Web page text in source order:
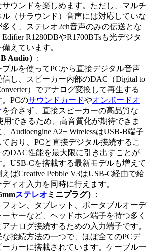
サウンドを楽しめます。ただし、マルチ
ル（サラウンド）音声には対応していな
多く、ステレオ2ch音声のみの伝送とな
Edifier R1280DBやR1700BTsも光デジタ
えています。
Audio） :
ブルを使ってPCから直接デジタル音声
信し、スピーカー内部のDAC（Digital to
）でアナログ変換して再生する
。PCのサウンドカードやオンボードオ
を介さず、直接スピーカーの高品質な
用できるため、高音質化が期待できま
Audioengine A2+ WirelessはUSB-B端子
ており、PCと直接デジタル接続するこ
のDAC性能を最大限に引き出すことが
。USB-Cを搭載する最新モデルも増えて
ばCreative Pebble V3はUSB-C経由で給
ィオ入力を同時に行えます。
ステレオ ミニプラグ） :
フォン、タブレット、ポータブルオーデ
ーヤーなど、ヘッドホン端子を持つ多く
ナログ接続するための入力端子です。
な接続方法の一つで、ほぼ全てのPCデ
ーカーに搭載されています。ケーブル一